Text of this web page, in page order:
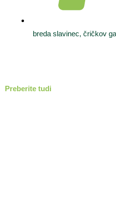
breda slavinec, čričkov
Preberite tudi